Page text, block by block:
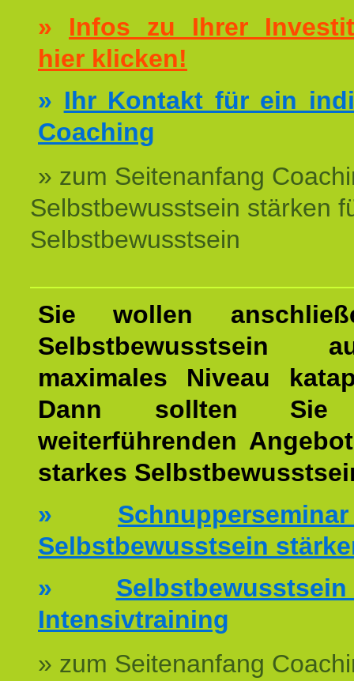
» Infos zu Ihrer
hier klicken!
» Ihr Kontakt für ein
Coaching
» zum Seitenanfang
Selbstbewusstsein stärken
Selbstbewusstsein
Sie wollen
Selbstbewusstsein
maximales Niveau
Dann sollten Sie
weiterführenden
starkes
»
Selbstbewusstsein
»
Intensivtraining
» zum Seitenanfang